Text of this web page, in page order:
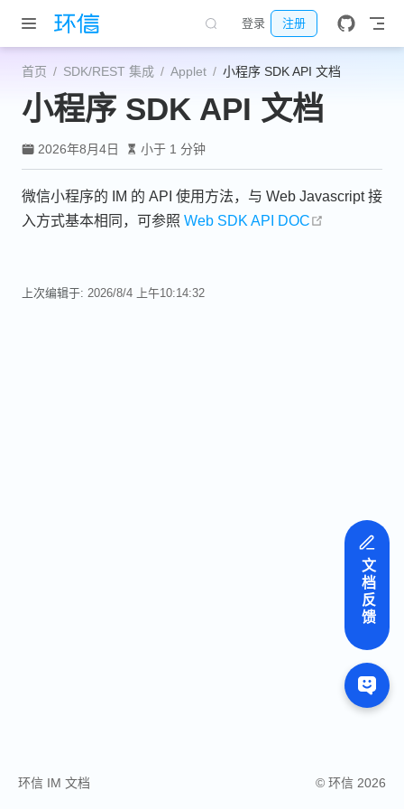
跳至主要內容
登录 注册
首页 SDK/REST 集成 Applet 小程序 SDK API 文档
小程序 SDK API 文档
2026年8月4日 小于 1 分钟
微信小程序的 IM 的 API 使用方法，与 Web Javascript 接
入方式基本相同，可参照 Web SDK API DOC
上次编辑于: 2026/8/4 上午10:14:32
环信 IM 文档 © 环信 2026
文档反馈